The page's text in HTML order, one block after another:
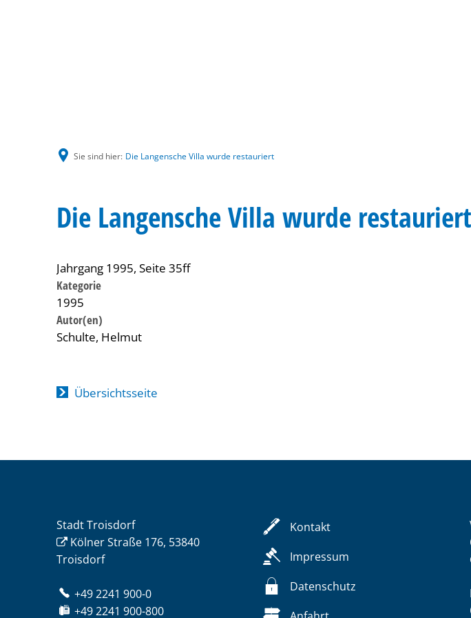
Sie sind hier: Die Langensche Villa wurde restauriert
Die Langensche Villa wurde restauriert
Jahrgang 1995, Seite 35ff
Kategorie
1995
Schulte, Helmut
Übersichtsseite
Stadt Troisdorf
Kölner Straße 176, 53840
Troisdorf
+49 2241 900-0
+49 2241 900-800
Kontakt
Impressum
Datenschutz